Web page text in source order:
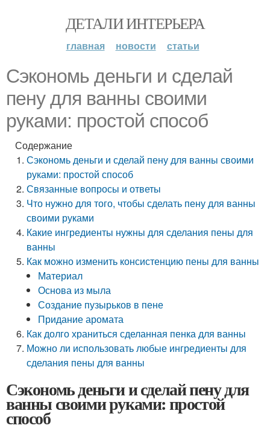
ДЕТАЛИ ИНТЕРЬЕРА
главная новости статьи
Сэкономь деньги и сделай
пену для ванны своими
руками: простой способ
Содержание
Сэкономь деньги и сделай пену для ванны своими
руками: простой способ
Связанные вопросы и ответы
Что нужно для того, чтобы сделать пену для ванны
своими руками
Какие ингредиенты нужны для сделания пены для
ванны
Как можно изменить консистенцию пены для ванны
Материал
Основа из мыла
Создание пузырьков в пене
Придание аромата
Как долго храниться сделанная пенка для ванны
Можно ли использовать любые ингредиенты для
сделания пены для ванны
Сэкономь деньги и сделай пену для
ванны своими руками: простой
способ